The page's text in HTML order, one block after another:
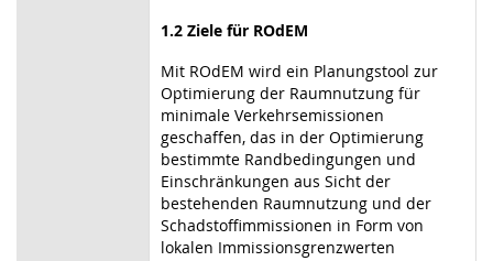
1.2 Ziele für ROdEM
Mit ROdEM wird ein Planungstool zur
Optimierung der Raumnutzung für
minimale Verkehrsemissionen
geschaffen, das in der Optimierung
bestimmte Randbedingungen und
Einschränkungen aus Sicht der
bestehenden Raumnutzung und der
Schadstoffimmissionen in Form von
lokalen Immissionsgrenzwerten